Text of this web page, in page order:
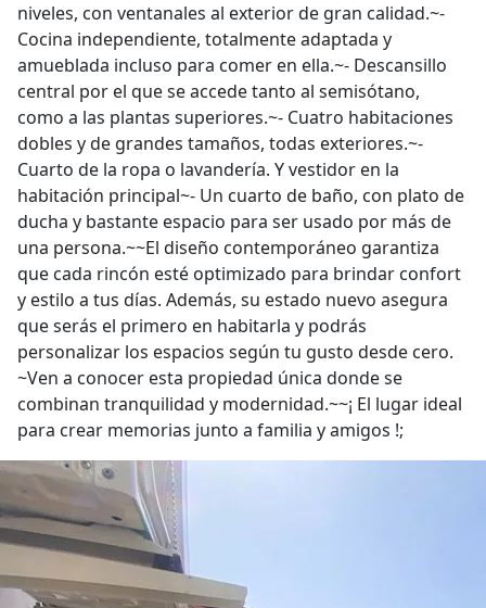
niveles, con ventanales al exterior de gran calidad.~-
Cocina independiente, totalmente adaptada y
amueblada incluso para comer en ella.~- Descansillo
central por el que se accede tanto al semisótano,
como a las plantas superiores.~- Cuatro habitaciones
dobles y de grandes tamaños, todas exteriores.~-
Cuarto de la ropa o lavandería. Y vestidor en la
habitación principal~- Un cuarto de baño, con plato de
ducha y bastante espacio para ser usado por más de
una persona.~~El diseño contemporáneo garantiza
que cada rincón esté optimizado para brindar confort
y estilo a tus días. Además, su estado nuevo asegura
que serás el primero en habitarla y podrás
personalizar los espacios según tu gusto desde cero.
~Ven a conocer esta propiedad única donde se
combinan tranquilidad y modernidad.~~¡ El lugar ideal
para crear memorias junto a familia y amigos !;